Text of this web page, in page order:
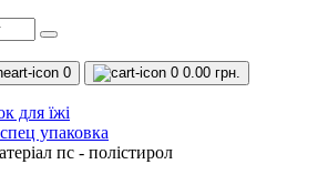
0 0 0.00 грн.
для їжі
упаковка
пс - полістирол